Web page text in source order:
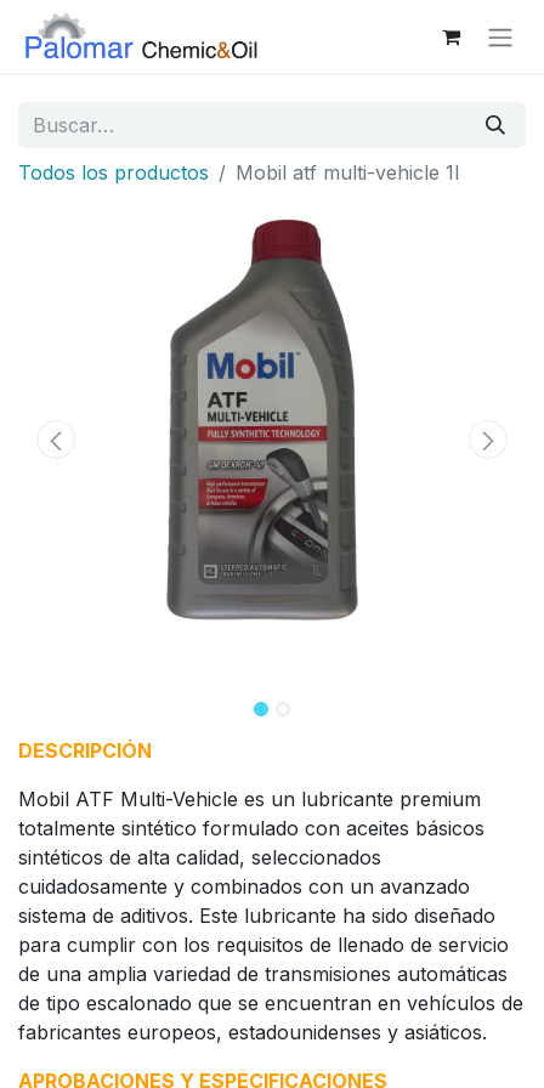
Todos los productos Mobil atf multi-vehicle 1l
DESCRIPCIÓN
Mobil ATF Multi-Vehicle es un lubricante premium
totalmente sintético formulado con aceites básicos
sintéticos de alta calidad, seleccionados
cuidadosamente y combinados con un avanzado
sistema de aditivos. Este lubricante ha sido diseñado
para cumplir con los requisitos de llenado de servicio
de una amplia variedad de transmisiones automáticas
de tipo escalonado que se encuentran en vehículos de
fabricantes europeos, estadounidenses y asiáticos.
APROBACIONES Y ESPECIFICACIONES